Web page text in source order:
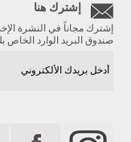
إشترك هنا
إشترك مجاناً في النشرة
صندوق البريد الوارد الخاص